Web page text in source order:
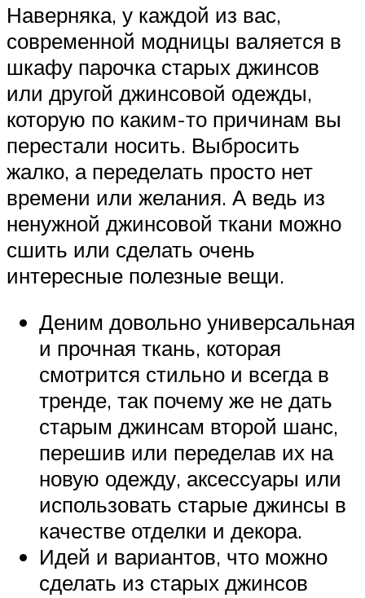
Наверняка, у каждой из вас,
современной модницы валяется в
шкафу парочка старых джинсов
или другой джинсовой одежды,
которую по каким-то причинам вы
перестали носить. Выбросить
жалко, а переделать просто нет
времени или желания. А ведь из
ненужной джинсовой ткани можно
сшить или сделать очень
интересные полезные вещи.
Деним довольно универсальная
и прочная ткань, которая
смотрится стильно и всегда в
тренде, так почему же не дать
старым джинсам второй шанс,
перешив или переделав их на
новую одежду, аксессуары или
использовать старые джинсы в
качестве отделки и декора.
Идей и вариантов, что можно
сделать из старых джинсов